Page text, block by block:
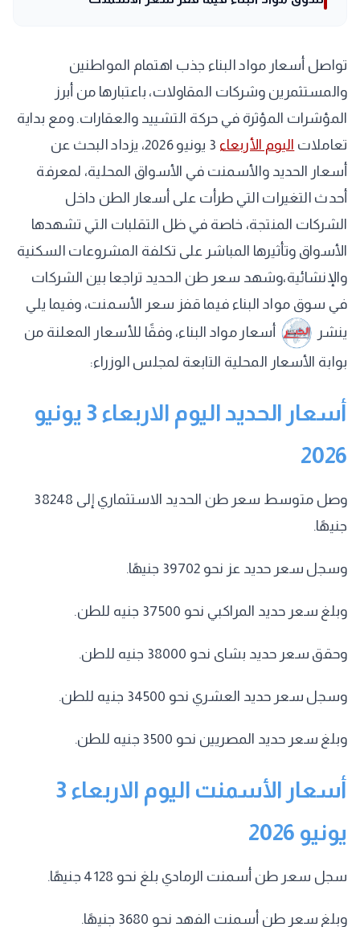
تواصل أسعار مواد البناء جذب اهتمام المواطنين
والمستثمرين وشركات المقاولات، باعتبارها من أبرز
المؤشرات المؤثرة في حركة التشييد والعقارات. ومع بداية
تعاملات اليوم الأربعاء
3 يونيو 2026، يزداد البحث عن
أسعار الحديد والأسمنت في الأسواق المحلية، لمعرفة
أحدث التغيرات التي طرأت على أسعار الطن داخل
الشركات المنتجة، خاصة في ظل التقلبات التي تشهدها
الأسواق وتأثيرها المباشر على تكلفة المشروعات السكنية
والإنشائية،وشهد سعر طن الحديد تراجعا بين الشركات
في سوق مواد البناء فيما قفز سعر الأسمنت، وفيما يلي
ينشر
أسعار مواد البناء، وفقًا للأسعار المعلنة من
بوابة الأسعار المحلية التابعة لمجلس الوزراء:
أسعار الحديد اليوم الاربعاء 3 يونيو
2026
وصل متوسط سعر طن الحديد الاستثماري إلى 38248
جنيهًا.
وسجل سعر حديد عز نحو 39702 جنيهًا.
وبلغ سعر حديد المراكبي نحو 37500 جنيه للطن.
وحقق سعر حديد بشاى نحو 38000 جنيه للطن.
وسجل سعر حديد العشري نحو 34500 جنيه للطن.
وبلغ سعر حديد المصريين نحو 3500 جنيه للطن.
أسعار الأسمنت اليوم الاربعاء 3
يونيو 2026
سجل سعر طن أسمنت الرمادي بلغ نحو 4128 جنيهًا.
وبلغ سعر طن أسمنت الفهد نحو 3680 جنيهًا.